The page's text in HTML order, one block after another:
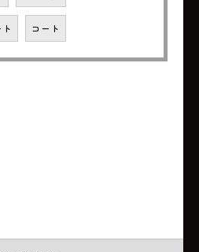
コート